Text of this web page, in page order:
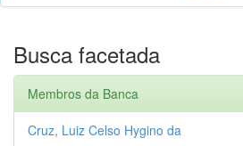
Busca facetada
Membros da Banca
Cruz, Luiz Celso Hygino da